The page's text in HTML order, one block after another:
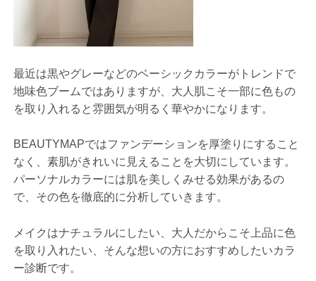
最近は黒やグレーなどのベーシックカラーがトレンドで
地味色ブームではありますが、大人肌こそ一部に色もの
を取り入れると雰囲気が明るく華やかになります。
BEAUTYMAPではファンデーションを厚塗りにすること
なく、素肌がきれいに見えることを大切にしています。
パーソナルカラーには肌を美しくみせる効果があるの
で、その色を徹底的に分析していきます。
メイクはナチュラルにしたい、大人だからこそ上品に色
を取り入れたい、そんな想いの方におすすめしたいカラ
ー診断です。